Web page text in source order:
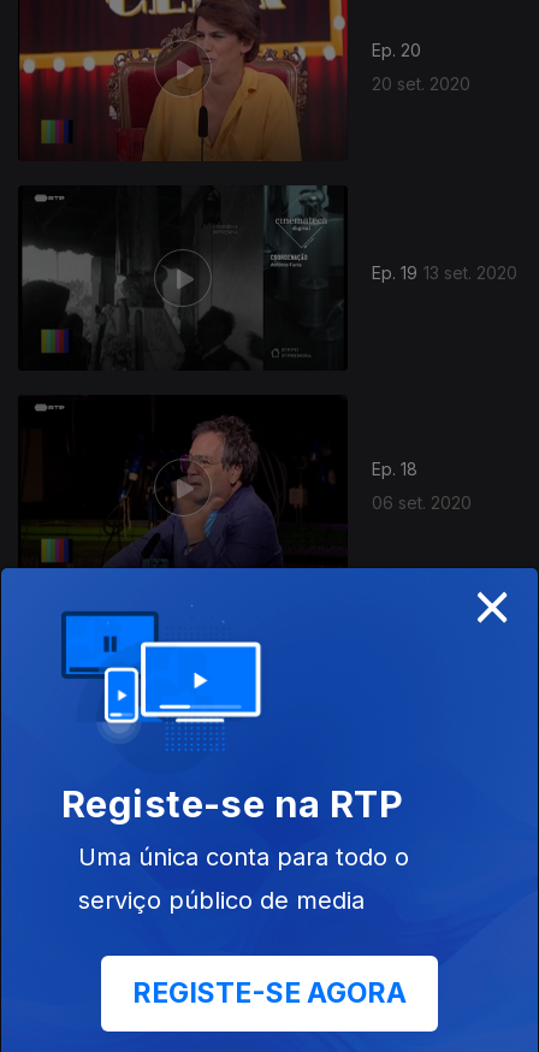
Ep. 20
20 set. 2020
Ep. 19 13 set. 2020
Ep. 18
06 set. 2020
×
Registe-se na RTP
Uma única conta para todo o
serviço público de media
REGISTE-SE AGORA